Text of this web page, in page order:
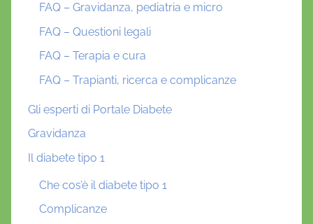
FAQ – Gravidanza, pediatria e micro
FAQ – Questioni legali
FAQ – Terapia e cura
FAQ – Trapianti, ricerca e complicanze
Gli esperti di Portale Diabete
Gravidanza
Il diabete tipo 1
Che cos’è il diabete tipo 1
Complicanze